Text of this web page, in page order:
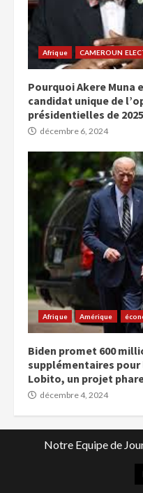
Afrique CAMEROUN
Pourquoi Akere Muna
candidat unique de
présidentielles de
décembre 6, 2024
Afrique Amérique
Biden promet 600
supplémentaires
Lobito, un projet
décembre 4, 2024
Notre Equipe de